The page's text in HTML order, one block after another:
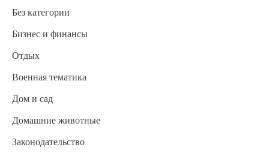
Без категории
Бизнес и финансы
Отдых
Военная тематика
Дом и сад
Домашние животные
Законодательство